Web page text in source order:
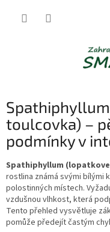
toulcovka) –
podmínky v
Spathiphyllum
rostlina známá svými
polostinných místech.
vzdušnou vlhkost, která
Tento přehled vysvětluje
pomůže předejít častým